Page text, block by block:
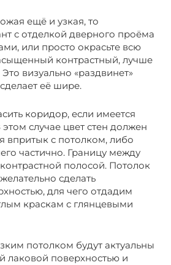
ещё и узкая, то
с отделкой дверного проёма
или просто окрасьте всю
контрастный, лучше
визуально «раздвинет»
её шире.
коридор, если имеется
случае цвет стен должен
впритык с потолком, либо
частично. Границу между
полосой. Потолок
сделать
для чего отдадим
краскам с глянцевыми
потолком будут актуальны
лаковой поверхностью и